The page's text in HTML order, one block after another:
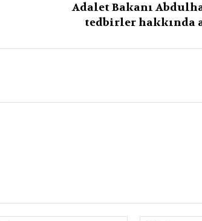
Adalet Bakanı
tedbirler hakkında